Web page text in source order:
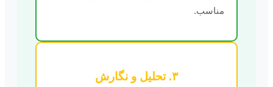
مناسب.
۳. تحلیل و نگارش